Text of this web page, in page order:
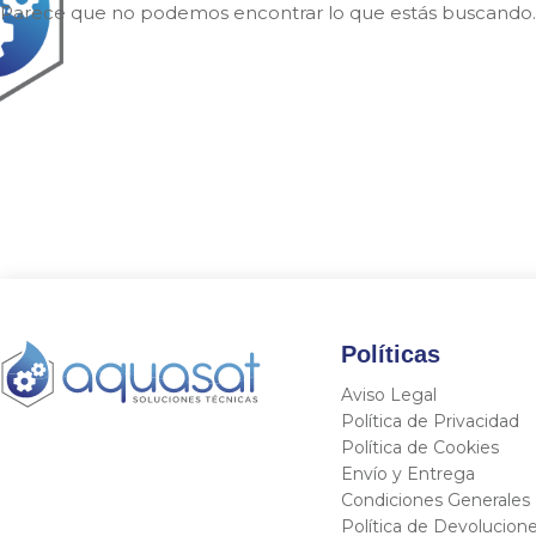
Parece que no podemos encontrar lo que estás buscando.
Políticas
Aviso Legal
Política de Privacidad
Política de Cookies
Envío y Entrega
Condiciones Generales
Política de